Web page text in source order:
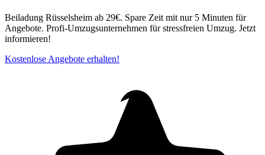
Beiladung Rüsselsheim ab 29€. Spare Zeit mit nur 5 Minuten für
Angebote. Profi-Umzugsunternehmen für stressfreien Umzug. Jetzt
informieren!
Kostenlose Angebote erhalten!